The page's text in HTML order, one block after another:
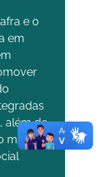
e o
em
além de
mais